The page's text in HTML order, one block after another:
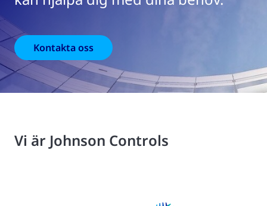
Kontakta oss
Vi är Johnson Controls